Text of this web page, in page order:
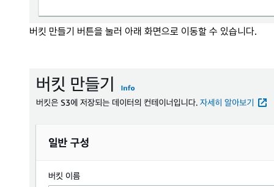
버킷 만들기 버튼을 눌러 아래 화면으로 이동할 수 있습니다.